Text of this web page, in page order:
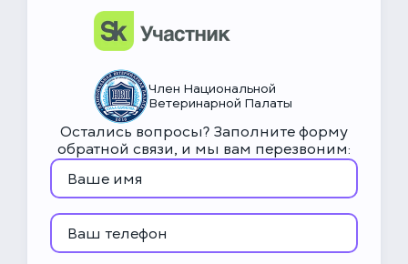
Член Национальной
Ветеринарной Палаты
Остались вопросы? Заполните форму
обратной связи, и мы вам перезвоним: